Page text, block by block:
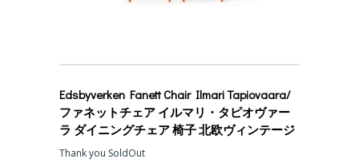
Edsbyverken Fanett Chair Ilmari Tapiovaara/
ファネットチェア イルマリ・タピオヴァー
ラ ダイニングチェア 椅子 北欧ヴィンテージ
Thank you SoldOut